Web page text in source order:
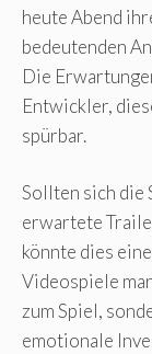
heute Abend
bedeutenden
Die
Entwickler,
spürbar.
Sollten sich die
erwartete
könnte dies
Videospiele
zum Spiel,
emotionale